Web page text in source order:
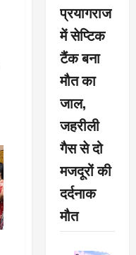
प्रयागराज
में सेप्टिक
टैंक बना
मौत का
जाल,
जहरीली
गैस से दो
मजदूरों की
दर्दनाक
मौत